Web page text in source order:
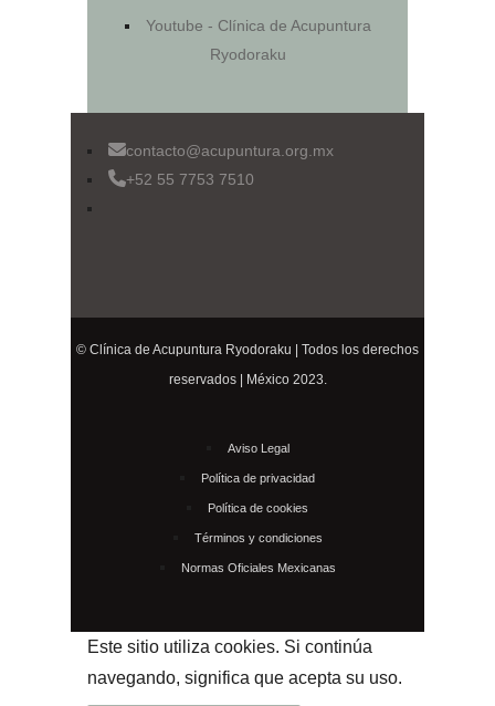
Youtube - Clínica de Acupuntura
Ryodoraku
contacto@acupuntura.org.mx
+52 55 7753 7510
© Clínica de Acupuntura Ryodoraku | Todos los derechos
reservados | México 2023.
Aviso Legal
Política de privacidad
Política de cookies
Términos y condiciones
Normas Oficiales Mexicanas
Este sitio utiliza cookies. Si continúa
navegando, significa que acepta su uso.